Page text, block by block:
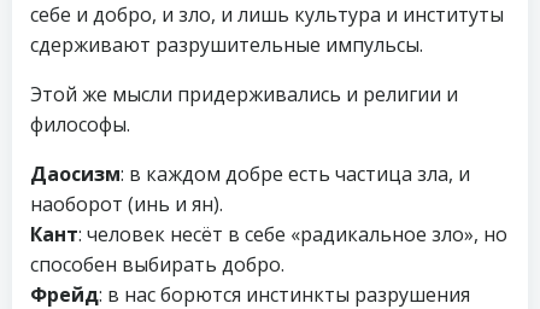
себе и добро, и зло, и лишь культура и институты
сдерживают разрушительные импульсы.
Этой же мысли придерживались и религии и
философы.
Даосизм: в каждом добре есть частица зла, и
наоборот (инь и ян).
Кант: человек несёт в себе «радикальное зло», но
способен выбирать добро.
Фрейд: в нас борются инстинкты разрушения